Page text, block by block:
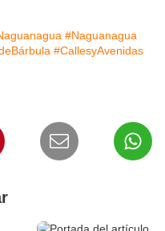
#Naguanagua
#CallesyAvenidas